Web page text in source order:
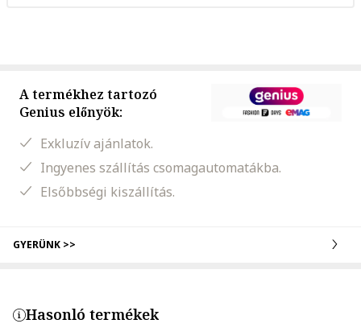
A termékhez tartozó
Genius előnyök:
Exkluzív ajánlatok.
Ingyenes szállítás csomagautomatákba.
Elsőbbségi kiszállítás.
GYERÜNK >>
Hasonló termékek